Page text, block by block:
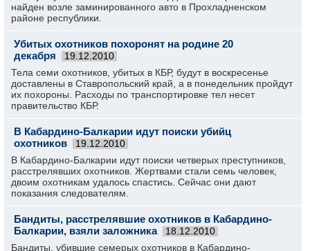
найден возле заминированного авто в Прохладненском
районе республики.
Убитых охотников похоронят на родине 20
декабря
19.12.2010
Тела семи охотников, убитых в КБР, будут в воскресенье
доставлены в Ставропольский край, а в понедельник пройдут
их похороны. Расходы по транспортировке тел несет
правительство КБР.
В Кабардино-Балкарии идут поиски убийц
охотников
19.12.2010
В Кабардино-Балкарии идут поиски четверых преступников,
расстрелявших охотников. Жертвами стали семь человек,
двоим охотникам удалось спастись. Сейчас они дают
показания следователям.
Бандиты, расстрелявшие охотников в Кабардино-
Балкарии, взяли заложника
18.12.2010
Бандиты, убившие семерых охотников в Кабардино-